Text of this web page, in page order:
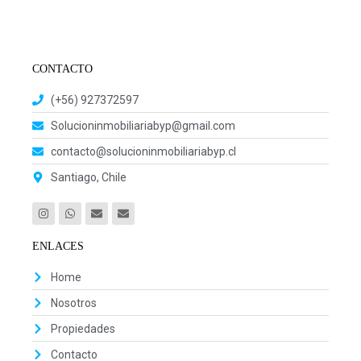
CONTACTO
(+56) 927372597
Solucioninmobiliariabyp@gmail.com
contacto@solucioninmobiliariabyp.cl
Santiago, Chile
ENLACES
Home
Nosotros
Propiedades
Contacto